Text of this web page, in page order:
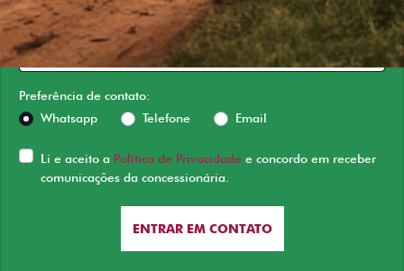
Versão escolhida
Preferência de contato:
Whatsapp
Telefone Email
Li e aceito a Política de Privacidade e concordo em receber
comunicações da concessionária.
ENTRAR EM CONTATO